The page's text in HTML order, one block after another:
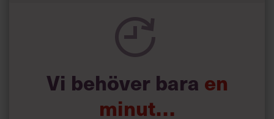
Vi behöver bara en
minut…